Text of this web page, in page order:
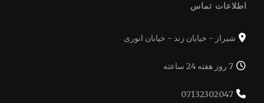
اطلاعات تماس
شیراز - خیابان زند - خیابان انوری